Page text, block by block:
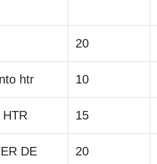
20
htr 10
15
DE
20